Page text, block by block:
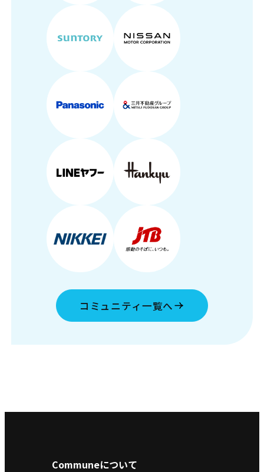
コミュニティ一覧へ
Communeについて